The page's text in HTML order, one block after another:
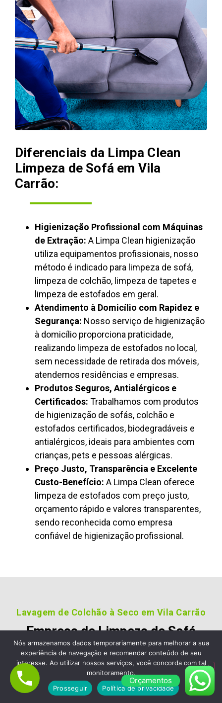
Diferenciais da Limpa Clean
Limpeza de Sofá em Vila
Carrão:
Higienização Profissional com Máquinas
de Extração: A Limpa Clean higienização
utiliza equipamentos profissionais, nosso
método é indicado para limpeza de sofá,
limpeza de colchão, limpeza de tapetes e
limpeza de estofados em geral.
Atendimento à Domicílio com Rapidez e
Segurança: Nosso serviço de higienização
à domicílio proporciona praticidade,
realizando limpeza de estofados no local,
sem necessidade de retirada dos móveis,
atendemos residências e empresas.
Produtos Seguros, Antialérgicos e
Certificados: Trabalhamos com produtos
de higienização de sofás, colchão e
estofados certificados, biodegradáveis e
antialérgicos, ideais para ambientes com
crianças, pets e pessoas alérgicas.
Preço Justo, Transparência e Excelente
Custo-Benefício: A Limpa Clean oferece
limpeza de estofados com preço justo,
orçamento rápido e valores transparentes,
sendo reconhecida como empresa
confiável de higienização profissional.
Lavagem de Colchão à Seco em Vila Carrão
Empresa de Limpeza de Sofá
em Vila Carrão, Escolha a
Limpa Clean Limpeza de
Estofados e Colchão
Nossos clientes são fiéis pois gostara dos nossos
Orçamentos
Nós armazenamos dados temporariamente para melhorar a sua
experiência de navegação e recomendar conteúdo de seu
interesse. Ao utilizar nossos serviços, você concorda com tal
monitoramento.
Prosseguir
Política de privacidade